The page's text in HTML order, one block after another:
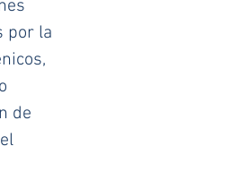
por la
de